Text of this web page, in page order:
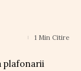
1 Min Citire